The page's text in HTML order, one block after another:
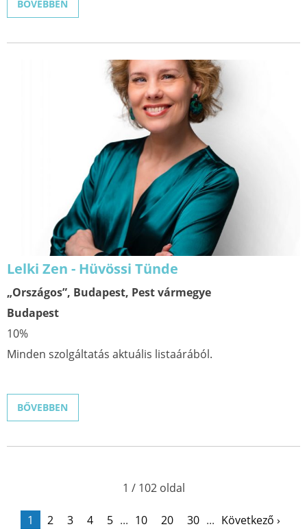
BŐVEBBEN
Lelki Zen - Hüvössi Tünde
„Országos”, Budapest, Pest vármegye
Budapest
10%
Minden szolgáltatás aktuális listaárából.
BŐVEBBEN
1 / 102 oldal
1 2 3 4 5 ... 10 20 30 ... Következő ›